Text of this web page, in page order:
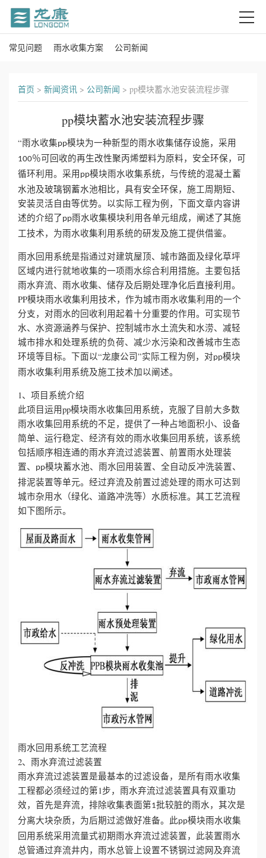
首
关
品
程
案
闻
资
讯
常见问题 雨水收集方案 公司新闻
首页 > 新闻资讯 > 公司新闻 > pp模块蓄水池安装流程步骤
pp模块蓄水池安装流程步骤
“雨水收集pp模块为一种新型的雨水收集储存设施，采用
100％可回收的再生改性聚丙烯塑料为原料，安全环保，可
循环利用。采用 pp模块雨水收集系统，与传统的混凝土蓄
水池及玻璃钢蓄水池相比，具有安全环保，施工周期短、
安装灵活自由等优势。以实际工程为例，下面文章内容讲
述的介绍了 pp雨水收集模块利用各单元组成，阐述了其施
工技术，为雨水收集利用系统的研发及施工提供借鉴。
雨水回用系统是指通过对建筑屋顶、城市路面及绿化草坪
区域内进行就地收集的一项雨水综合利用措施。主要包括
雨水弃流、雨水收集、储存及后期处理净化后直接利用。
PP模块雨水收集利用技术，作为城市雨水收集利用的一个
分支，对雨水的回收利用起着十分重要的作用。可实现节
水、水资源涵养与保护、控制城市水土流失和水涝、减轻
城市排水和处理系统的负荷、减少水污染和改善城市生态
环境等目标。下面以“龙康公司”实际工程为例，对pp模块
雨水收集利用系统及施工技术加以阐述。
1、项目系统介绍
此项目运用pp模块雨水收集回用系统，克服了目前大多数
雨水收集回用系统的不足，提供了一种占地面积小、设备
简单、运行稳定、经济有效的雨水收集回用系统，该系统
包括顺序相连通的雨水弃流过滤装置、前置雨水处理装
置、
pp模块蓄水池、雨水回用装置、全自动反冲洗装置、
排泥装置等单元。经过弃流及前置过滤处理的雨水可达到
城市杂用水（绿化、道路冲洗等）水质标准。其工艺流程
如下图所示。
雨水回用系统工艺流程
2、雨水弃流过滤装置
雨水弃流过滤装置是最基本的过滤设备，是所有雨水收集
工程都必须经过的第1步，雨水弃流过滤装置具有双重功
效，首先是弃流，排除收集表面第1批较脏的雨水，其次是
分离大块杂质，为后期过滤做好准备。此pp模块雨水收集
回用系统采用流量式初期雨水弃流过滤装置，此装置雨水
总管通过弃流井内，雨水总管上设置不锈钢过滤网及弃流